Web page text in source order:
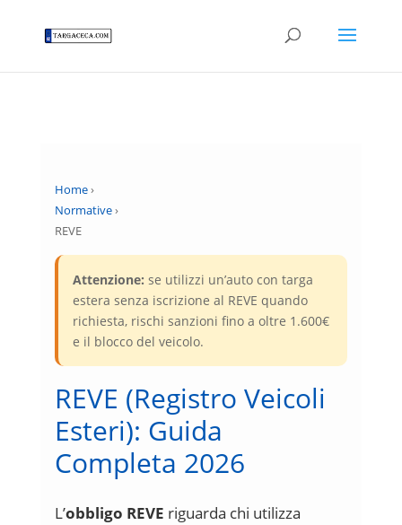
Home›
Normative›
REVE
Attenzione: se utilizzi un’auto con targa
estera senza iscrizione al REVE quando
richiesta, rischi sanzioni fino a oltre 1.600€
e il blocco del veicolo.
REVE (Registro Veicoli
Esteri): Guida
Completa 2026
L’obbligo REVE riguarda chi utilizza